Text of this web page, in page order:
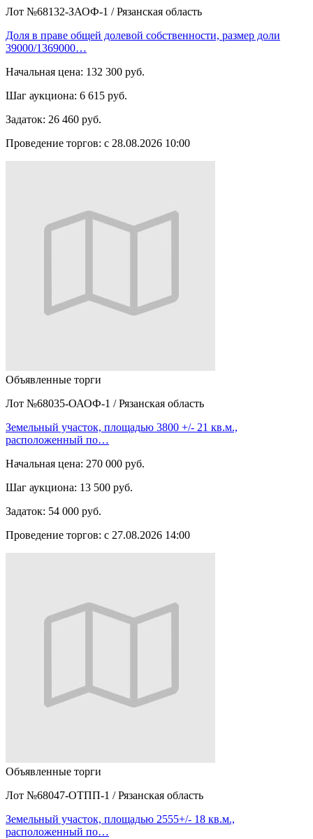
Лот №68132-ЗАОФ-1 / Рязанская область
Доля в праве общей долевой собственности, размер доли
39000/1369000…
Начальная цена: 132 300 руб.
Шаг аукциона: 6 615 руб.
Задаток: 26 460 руб.
Проведение торгов: с 28.08.2026 10:00
Объявленные торги
Лот №68035-ОАОФ-1 / Рязанская область
Земельный участок, площадью 3800 +/- 21 кв.м.,
расположенный по…
Начальная цена: 270 000 руб.
Шаг аукциона: 13 500 руб.
Задаток: 54 000 руб.
Проведение торгов: с 27.08.2026 14:00
Объявленные торги
Лот №68047-ОТПП-1 / Рязанская область
Земельный участок, площадью 2555+/- 18 кв.м.,
расположенный по…